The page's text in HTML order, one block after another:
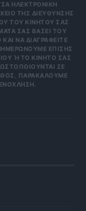
ΗΛΕΚΤΡΟΝΙΚΉ Δ
ΤΗΣ ΔΙΕΎΘΥΝΣΗΣ ΗΛ
ΚΙΝΗΤΟΎ ΣΑΣ ΤΗΛ
ΣΑΣ ΒΆΣΕΙ ΤΟΥ ΆΡΘ
ΔΙΑΓΡΑΦΕΊΤΕ ΚΆΝ
ΕΠΊΣΗΣ ΌΤΙ
ΤΟ ΚΙΝΗΤΌ ΣΑΣ ΤΗΛΈ
ΣΕ ΤΡΊΤ
ΔΕΧΘ